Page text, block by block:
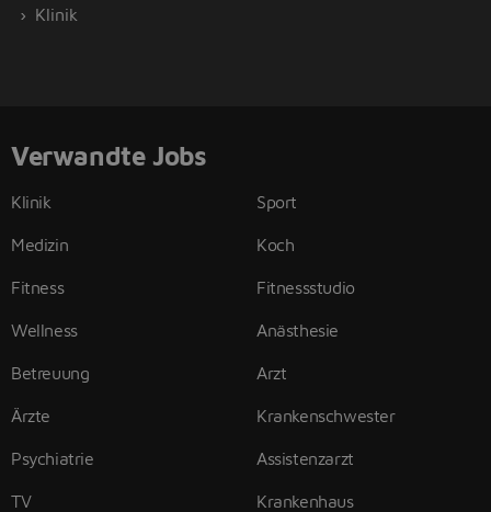
Klinik
Verwandte Jobs
Klinik
Medizin
Fitness
Wellness
Betreuung
Ärzte
Psychiatrie
TV
Sport
Koch
Fitnessstudio
Anästhesie
Arzt
Krankenschwester
Assistenzarzt
Krankenhaus